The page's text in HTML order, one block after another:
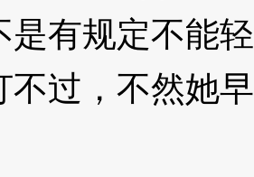
是有规定不能
不过，不然她